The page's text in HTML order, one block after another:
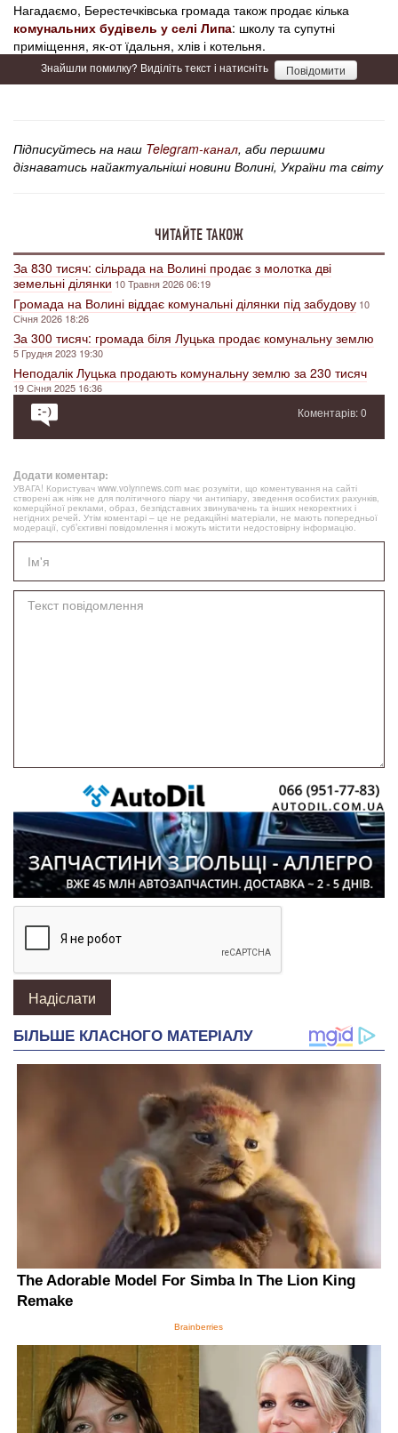
Нагадаємо, Берестечківська громада також продає кілька
комунальних будівель у селі Липа: школу та супутні
приміщення, як-от їдальня, хлів і котельня.
Знайшли помилку? Виділіть текст і натисніть Повідомити
Підписуйтесь на наш Telegram-канал, аби першими
дізнаватись найактуальніші новини Волині, України та світу
ЧИТАЙТЕ ТАКОЖ
За 830 тисяч: сільрада на Волині продає з молотка дві
земельні ділянки 10 Травня 2026 06:19
Громада на Волині віддає комунальні ділянки під забудову 10
Січня 2026 18:26
За 300 тисяч: громада біля Луцька продає комунальну землю
5 Грудня 2023 19:30
Неподалік Луцька продають комунальну землю за 230 тисяч
19 Січня 2025 16:36
Коментарів: 0
Додати коментар:
УВАГА! Користувач www.volynnews.com має розуміти, що коментування на сайті
створені аж ніяк не для політичного піару чи антипіару, зведення особистих рахунків,
комерційної реклами, образ, безпідставних звинувачень та інших некоректних і
негідних речей. Утім коментарі – це не редакційні матеріали, не мають попередньої
модерації, суб’єктивні повідомлення і можуть містити недостовірну інформацію.